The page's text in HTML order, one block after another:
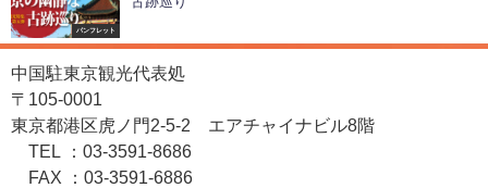
パンフレット
中国駐東京観光代表処
〒105-0001
東京都港区虎ノ門2-5-2 エアチャイナビル8階
TEL ：03-3591-8686
FAX ：03-3591-6886